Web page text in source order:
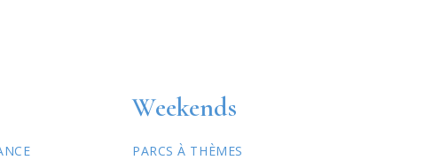
Weekends
PARCS À THÈMES